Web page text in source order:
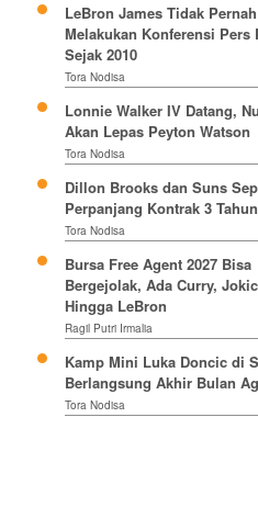
LeBron James Tidak Pernah
Melakukan Konferensi Pers
Sejak 2010
Tora Nodisa
Lonnie Walker IV Datang,
Akan Lepas Peyton Watson
Tora Nodisa
Dillon Brooks dan Suns
Perpanjang Kontrak 3 Tahun
Tora Nodisa
Bursa Free Agent 2027 Bisa
Bergejolak, Ada Curry,
Hingga LeBron
Ragil Putri Irmalia
Kamp Mini Luka Doncic di
Berlangsung Akhir Bulan
Tora Nodisa